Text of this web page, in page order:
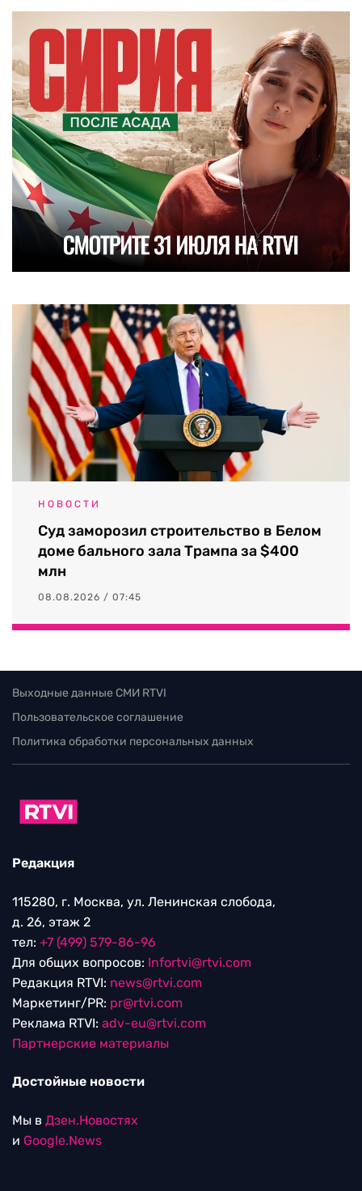
НОВОСТИ
Суд заморозил строительство в Белом
доме бального зала Трампа за $400
млн
08.08.2026 / 07:45
Выходные данные СМИ RTVI
Пользовательское соглашение
Политика обработки персональных данных
Редакция
115280, г. Москва, ул. Ленинская слобода,
д. 26, этаж 2
тел: +7 (499) 579-86-96
Для общих вопросов: Infortvi@rtvi.com
Редакция RTVI: news@rtvi.com
Маркетинг/PR: pr@rtvi.com
Реклама RTVI: adv-eu@rtvi.com
Партнерские материалы
Достойные новости
Мы в Дзен.Новостях
и Google.News